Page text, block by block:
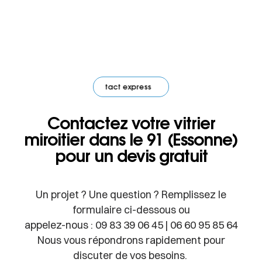
Contact express · Contact express
Contactez votre vitrier
miroitier dans le 91 (Essonne)
pour un devis gratuit
Un projet ? Une question ? Remplissez le
formulaire ci-dessous ou
appelez-nous : 09 83 39 06 45 | 06 60 95 85 64
Nous vous répondrons rapidement pour
discuter de vos besoins.